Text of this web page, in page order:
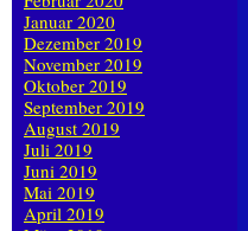
Januar 2020
Dezember 2019
November 2019
Oktober 2019
September 2019
August 2019
Juli 2019
Juni 2019
Mai 2019
April 2019